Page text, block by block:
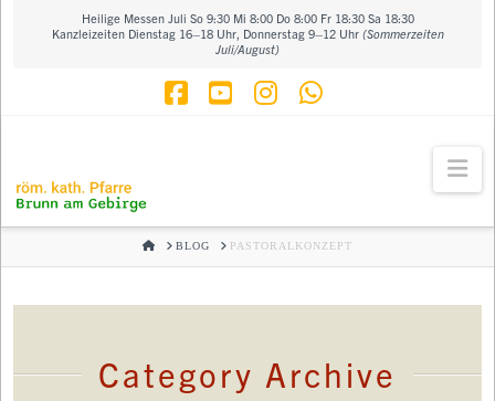
Heilige Messen Juli So 9:30 Mi 8:00 Do 8:00 Fr 18:30 Sa 18:30
Kanzleizeiten Dienstag 16–18 Uhr, Donnerstag 9–12 Uhr (Sommerzeiten
Juli/August)
HOMEBLOG PASTORALKONZEPT
Category Archive